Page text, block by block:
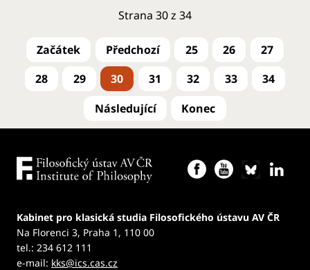
Strana 30 z 34
25 26
27
28
29 30 31 32 33 34
Kabinet pro klasická studia Filosofického ústavu AV ČR
Na Florenci 3, Praha 1, 110 00
tel.: 234 612 111
e-mail: kks@ics.cas.cz